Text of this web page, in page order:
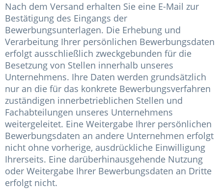
Nach dem Versand erhalten Sie eine E-Mail zur
Bestätigung des Eingangs der
Bewerbungsunterlagen. Die Erhebung und
Verarbeitung Ihrer persönlichen Bewerbungsdaten
erfolgt ausschließlich zweckgebunden für die
Besetzung von Stellen innerhalb unseres
Unternehmens. Ihre Daten werden grundsätzlich
nur an die für das konkrete Bewerbungsverfahren
zuständigen innerbetrieblichen Stellen und
Fachabteilungen unseres Unternehmens
weitergeleitet. Eine Weitergabe Ihrer persönlichen
Bewerbungsdaten an andere Unternehmen erfolgt
nicht ohne vorherige, ausdrückliche Einwilligung
Ihrerseits. Eine darüberhinausgehende Nutzung
oder Weitergabe Ihrer Bewerbungsdaten an Dritte
erfolgt nicht.